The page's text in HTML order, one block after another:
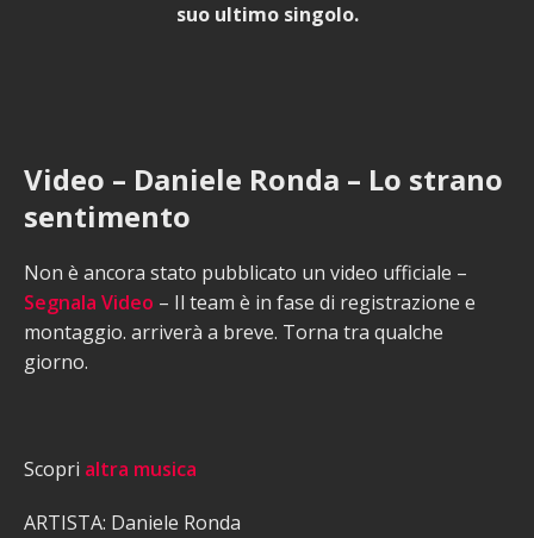
suo ultimo singolo.
Video – Daniele Ronda – Lo strano
sentimento
Non è ancora stato pubblicato un video ufficiale –
Segnala Video – Il team è in fase di registrazione e
montaggio. arriverà a breve. Torna tra qualche
giorno.
Scopri altra musica
ARTISTA: Daniele Ronda